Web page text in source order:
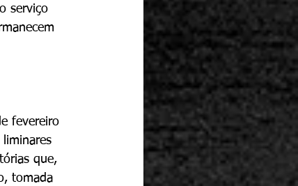
serviço
fevereiro
que,
tomada